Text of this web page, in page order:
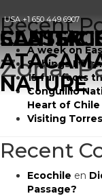
USA+1 650 449 6907
Zona:
EASTER
NATURE
CLASSIC
Recent
A week on
9 things I
15 fun facts
Conguillio
Heart of Chile
Visiting
Recent
Ecochile en
Passage?